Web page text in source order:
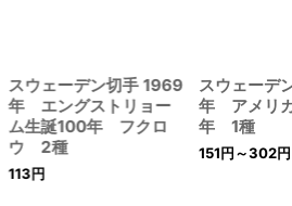
ウ 2種
113 円
スウェーデ
年 アメリ
年 1種
151円～302円